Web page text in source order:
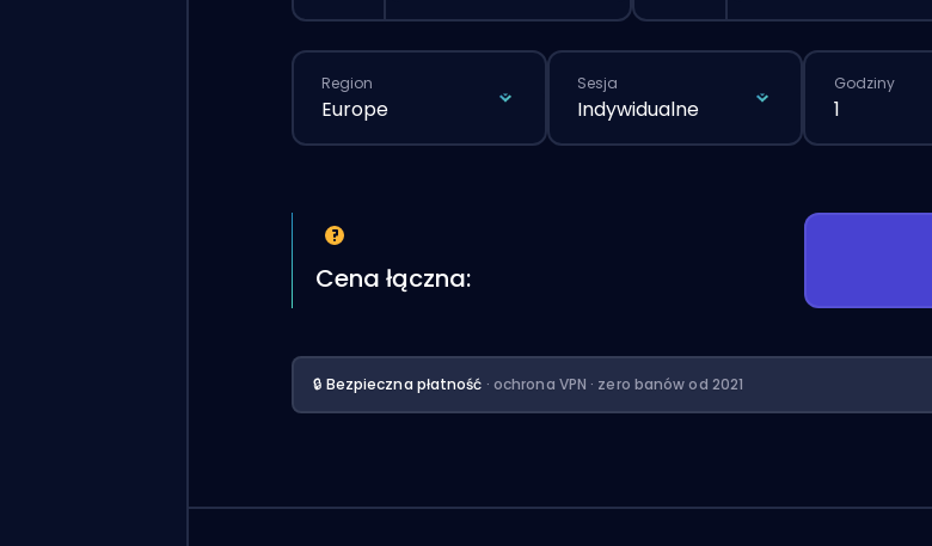
Region
Europe
Sesja
Indywidualne
Godziny
1
Cena łączna:
🔒 Bezpieczna płatność · ochrona VPN · zero banów od 2021